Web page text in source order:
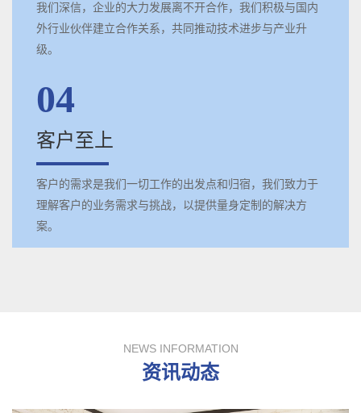
我们深信，企业的大力发展离不开合作，我们积极与国内
外行业伙伴建立合作关系，共同推动技术进步与产业升
级。
04
客户至上
客户的需求是我们一切工作的出发点和归宿，我们致力于
理解客户的业务需求与挑战，以提供量身定制的解决方
案。
NEWS INFORMATION
资讯动态